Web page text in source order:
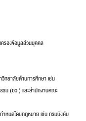
รองข้อมูลส่วนบุคคล
วิทยาลัยด้านการศึกษา เช่น
รม (อว.) และสำนักงานคณะ
ำหนดโดยกฎหมาย เช่น กรมบังคับ